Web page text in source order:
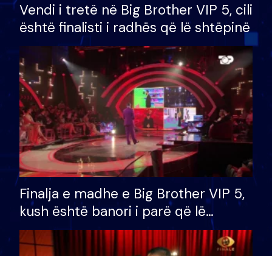
Vendi i tretë në Big Brother VIP 5, cili
është finalisti i radhës që lë shtëpinë
Finalja e madhe e Big Brother VIP 5,
kush është banori i parë që lë
shtëpinë dhe humb mundësinë për
të fituar çmimin e madh